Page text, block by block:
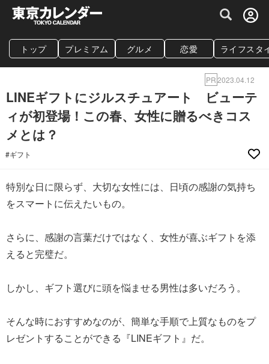
グルメ情報・プレミアムレストラン予約
トップ プレミアム グルメ 恋愛 ライフスタ
PR2023.04.12
LINEギフトにジルスチュアート ビューテ
ィが初登場！この春、女性に贈るべきコス
メとは？
#ギフト
特別な日に限らず、大切な女性には、日頃の感謝の気持ち
をスマートに伝えたいもの。
さらに、感謝の言葉だけではなく、女性が喜ぶギフトを添
えると完璧だ。
しかし、ギフト選びに頭を悩ませる男性は多いだろう。
そんな時におすすめなのが、簡単な手順で上質なものをプ
レゼントすることができる『LINEギフト』だ。